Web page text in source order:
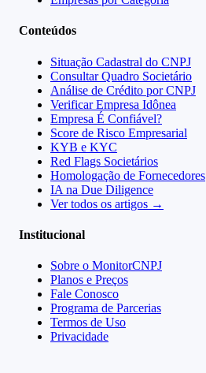
Conteúdos
Situação Cadastral do CNPJ
Consultar Quadro Societário
Análise de Crédito por CNPJ
Verificar Empresa Idônea
Empresa É Confiável?
Score de Risco Empresarial
KYB e KYC
Red Flags Societários
Homologação de Fornecedores
IA na Due Diligence
Ver todos os artigos →
Institucional
Sobre o MonitorCNPJ
Planos e Preços
Fale Conosco
Programa de Parcerias
Termos de Uso
Privacidade